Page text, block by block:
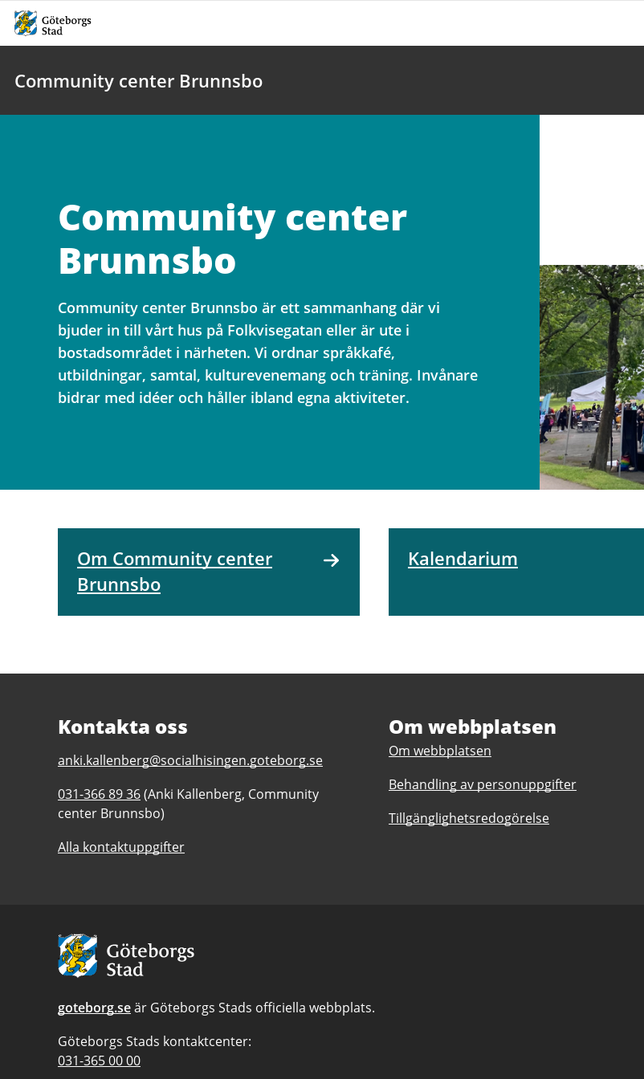
Community center Brunnsbo
Community center
Brunnsbo
Community center Brunnsbo är ett sammanhang där vi
bjuder in till vårt hus på Folkvisegatan eller är ute i
bostadsområdet i närheten. Vi ordnar språkkafé,
utbildningar, samtal, kulturevenemang och träning. Invånare
bidrar med idéer och håller ibland egna aktiviteter.
Om Community center
Brunnsbo
Kalendarium
Kontakta oss
E-
till
Community
center
Brunnsbo
anki.kallenberg@socialhisingen.goteborg.se
Telefonnummer
till
center
031-366 89 36(Anki Kallenberg, Community
center Brunnsbo)
Alla kontaktuppgifter
Om webbplatsen
Om webbplatsen
Behandling av personuppgifter
Tillgänglighetsredogörelse
Avsändare:
Göteborgs
Stad
goteborg.seär Göteborgs Stads officiella webbplats.
Göteborgs Stads kontaktcenter:
Telefonnummer
031-365 00 00